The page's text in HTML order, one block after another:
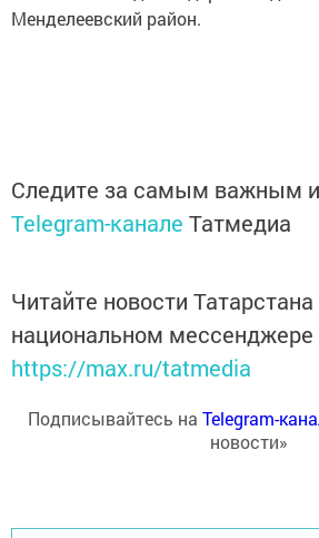
Менделеевский район.
Следите за самым важным
Telegram-канале Татмедиа
Читайте новости Татарстана
национальном
https://max.ru/tatmedia
Подписывайтесь на Telegram-
новости»